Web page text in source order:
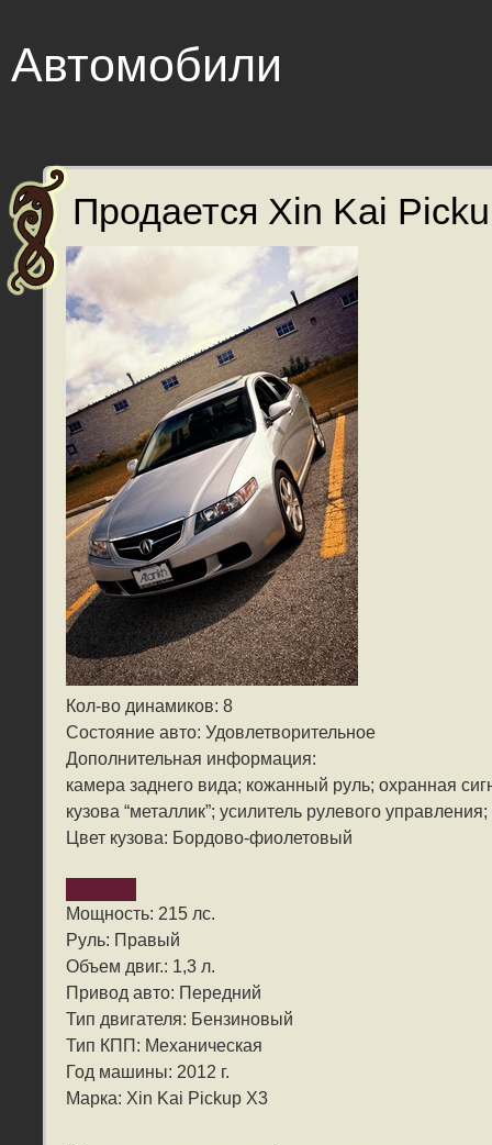
Автомобили
Продается Xin Kai
Кол-во динамиков: 8
Состояние авто: Удовлетворительное
Дополнительная информация:
камера заднего вида; кожанный руль; охранная
кузова “металлик”; усилитель рулевого управления;
Цвет кузова: Бордово-фиолетовый
Мощность: 215 лс.
Руль: Правый
Объем двиг.: 1,3 л.
Привод авто: Передний
Тип двигателя: Бензиновый
Тип КПП: Механическая
Год машины: 2012 г.
Марка: Xin Kai Pickup X3